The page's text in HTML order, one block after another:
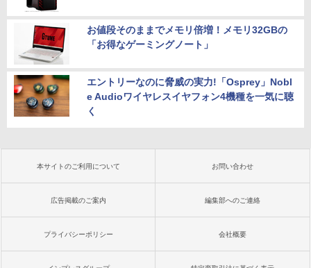
お値段そのままでメモリ倍増！メモリ32GBの
「お得なゲーミングノート」
エントリーなのに脅威の実力!「Osprey」Nobl
e Audioワイヤレスイヤフォン4機種を一気に聴
く
本サイトのご利用について お問い合わせ
広告掲載のご案内 編集部へのご連絡
プライバシーポリシー 会社概要